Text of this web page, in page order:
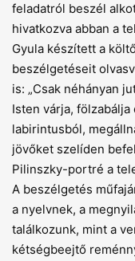
feladatról beszél
hivatkozva abban a
Gyula készített a
beszélgetéseit
is: „Csak néhányan
Isten várja,
labirintusból,
jövőket szelíden
Pilinszky-portré a
A beszélgetés
a nyelvnek, a
találkozunk, mint a
kétségbeejtő